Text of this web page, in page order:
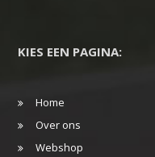
KIES EEN PAGINA:
Home
Over ons
Webshop